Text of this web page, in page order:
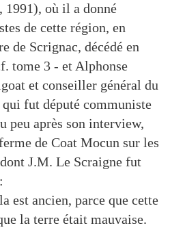
1991), où il a donné
de cette région, en
de Scrignac, décédé en
tome 3 - et Alphonse
et conseiller général du
qui fut député communiste
peu après son interview,
de Coat Mocun sur les
J.M. Le Scraigne fut
est ancien, parce que cette
la terre était mauvaise.